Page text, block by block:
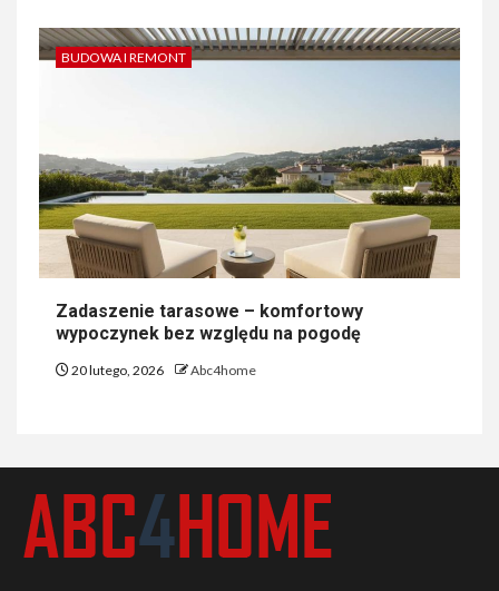
BUDOWA I REMONT
Zadaszenie tarasowe – komfortowy
wypoczynek bez względu na pogodę
20 lutego, 2026 Abc4home